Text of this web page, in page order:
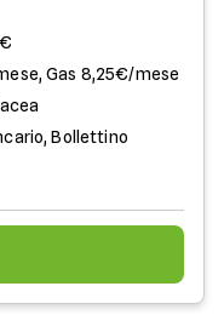
Gas 8,25€/mese
Bollettino